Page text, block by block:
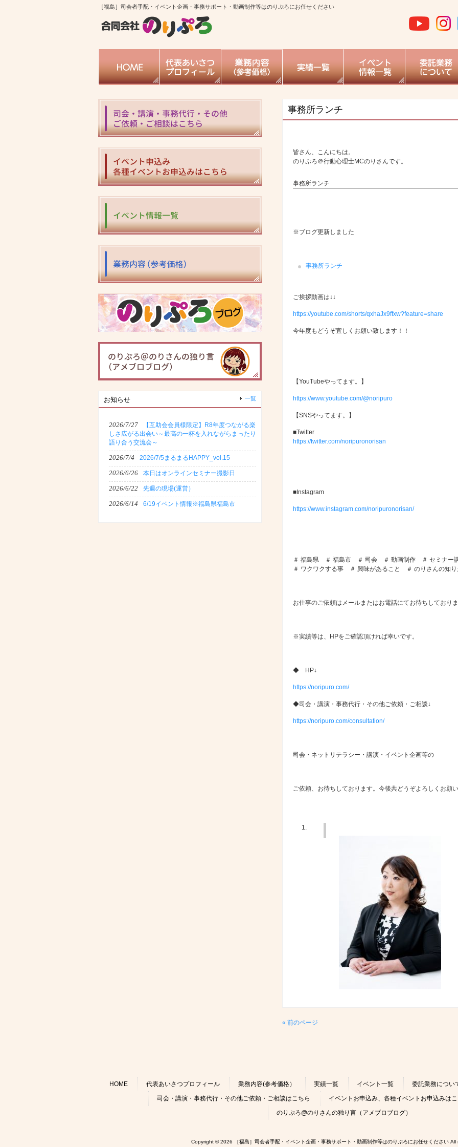
［福島］司会者手配・イベント企画・事務サポート・動画制作等はのりぷろにお任せください
事務所ランチ
皆さん、こんにちは。
のりぷろ＠行動心理士MCのりさんです。
事務所ランチ
※ブログ更新しました
事務所ランチ
ご挨拶動画は↓↓
https://youtube.com/shorts/qxhaJx9ffxw?feature=share
今年度もどうぞ宜しくお願い致します！！
【YouTubeやってます。】
https://www.youtube.com/@noripuro
【SNSやってます。】
■Twitter
https://twitter.com/noripuronorisan
■Instagram
https://www.instagram.com/noripuronorisan/
＃ 福島県 ＃ 福島市 ＃ 司会 ＃ 動画制作 ＃ セミナー
＃ ワクワクする事 ＃ 興味があること ＃ のりさんの知り
お仕事のご依頼はメールまたはお電話にてお待ちしておりま
※実績等は、HPをご確認頂ければ幸いです。
◆ HP↓
https://noripuro.com/
◆司会・講演・事務代行・その他ご依頼・ご相談↓
https://noripuro.com/consultation/
司会・ネットリテラシー・講演・イベント企画等の
ご依頼、お待ちしております。今後共どうぞよろしくお願い
« 前のページ
お知らせ 一覧
2026/7/27
【互助会会員様限定】R8年度つながる楽
しさ広がる出会い～最高の一杯を入れながらまったり
語り合う交流会～
2026/7/4 2026/7/5まるまるHAPPY_vol.15
2026/6/26 本日はオンラインセミナー撮影日
2026/6/22 先週の現場(運営）
2026/6/14 6/19イベント情報※福島県福島市
HOME 代表あいさつプロフィール 業務内容(参考価格） 実績一覧 イベント一覧 委託業務につい
司会・講演・事務代行・その他ご依頼・ご相談はこちら
イベントお申込み、各種イベントお申込みはこ
のりぷろ@のりさんの独り言（アメブロブログ）
Copyright © 2026 ［福島］司会者手配・イベント企画・事務サポート・動画制作等はのりぷろにお任せください All